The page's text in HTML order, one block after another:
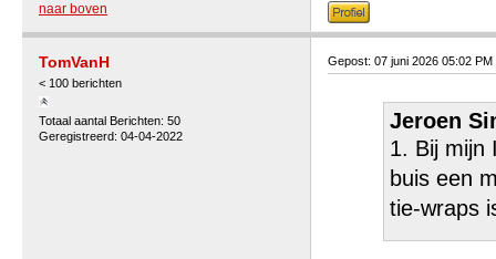
naar boven
TomVanH
< 100 berichten
Totaal aantal Berichten: 50
Geregistreerd: 04-04-2022
Gepost: 07 juni 2026 05:02 PM
Jeroen
1. Bij mijn
buis een
tie-wraps